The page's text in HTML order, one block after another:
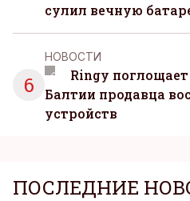
сулил вечную
6
НОВОСТИ
Ringy
Балтии продавца
устройств
ПОСЛЕДНИЕ